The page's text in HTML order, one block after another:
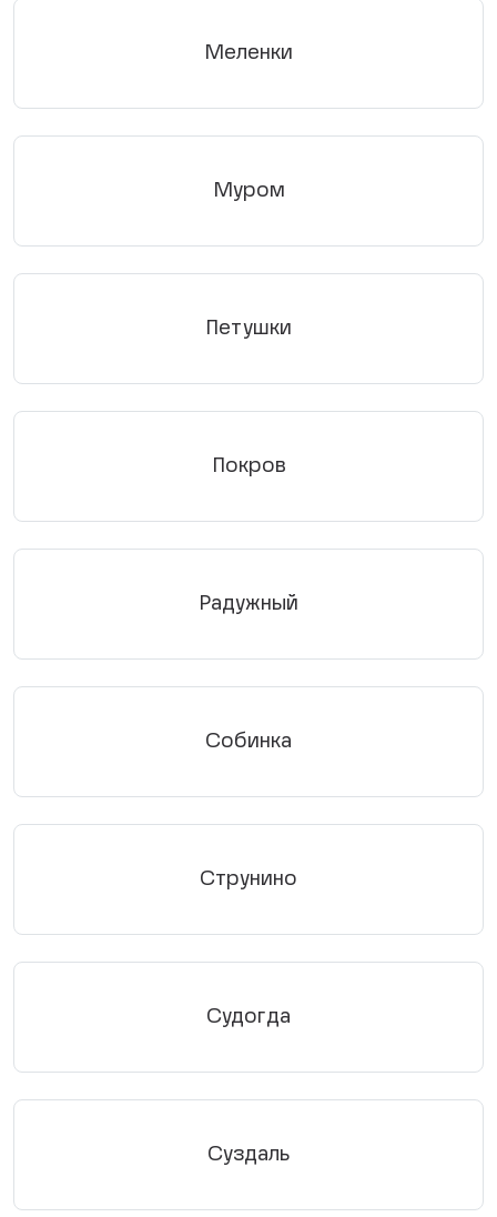
Меленки
Муром
Петушки
Покров
Радужный
Собинка
Струнино
Судогда
Суздаль